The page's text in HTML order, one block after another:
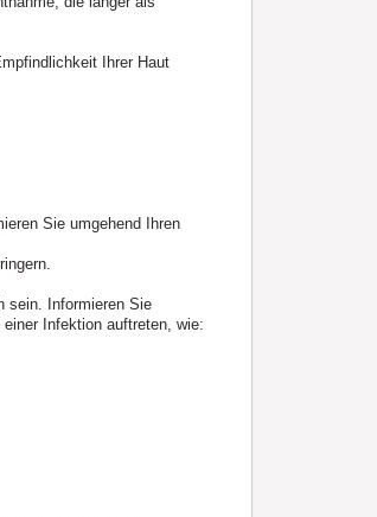
Ihrer Haut
Sie umgehend Ihren
sein. Informieren Sie
Infektion auftreten, wie: